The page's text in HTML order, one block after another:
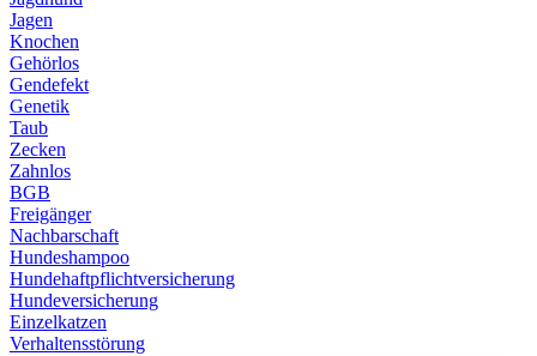
Jagen
Knochen
Gehörlos
Gendefekt
Genetik
Taub
Zecken
Zahnlos
BGB
Freigänger
Nachbarschaft
Hundeshampoo
Hundehaftpflichtversicherung
Hundeversicherung
Einzelkatzen
Verhaltensstörung